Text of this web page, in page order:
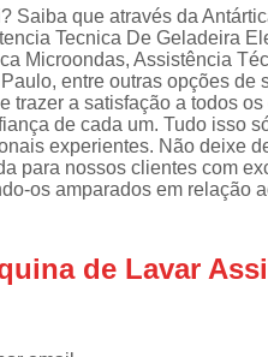
Assistencia Tecnica
Refrigerador
Assistencia Tecnica
Assistencia Tecnica
Assistencia Tecnica
Saiba que através da
Tecnica De Geladeira
Microondas, Assistência
entre outras opções de
trazer a satisfação a todos os
de cada um. Tudo isso
experientes. Não deixe
para nossos clientes com
os amparados em relação
de Lavar